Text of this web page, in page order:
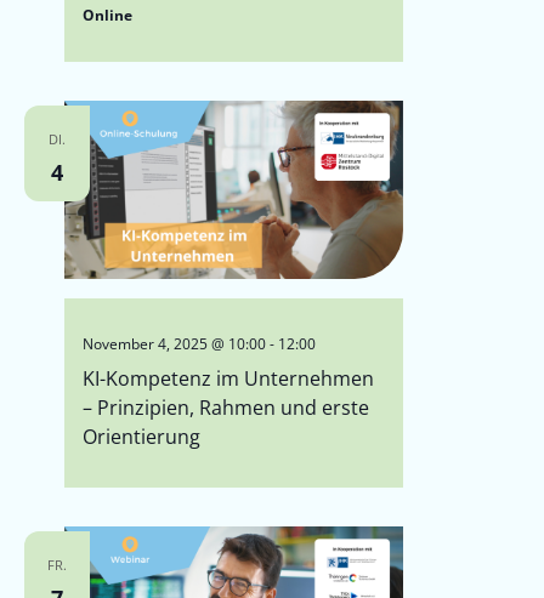
Online
DI.
4
KI-Kompetenz im Unternehmen
– Prinzipien, Rahmen und erste
Orientierung
November 4, 2025 @ 10:00- 12:00
FR.